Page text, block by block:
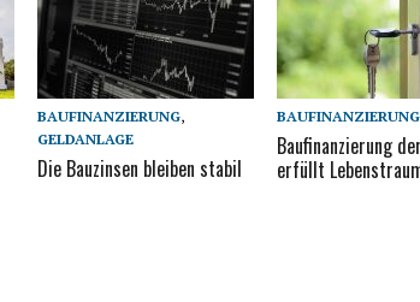
BAUFINANZIERUNG,
GELDANLAGE
Die Bauzinsen bleiben stabil
BAUFINANZIERUNG
Baufinanzierung
erfüllt